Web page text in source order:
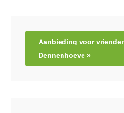
Aanbieding voor
Dennenhoeve »